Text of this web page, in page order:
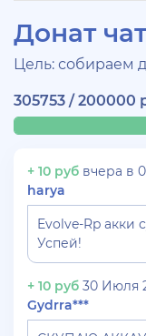
Донат чат
Цель: собираем
305753 / 200000
+ 10 руб вчера в
harya
Evolve-Rp акки
Успей!
+ 10 руб 30 Июля
Gydrra***